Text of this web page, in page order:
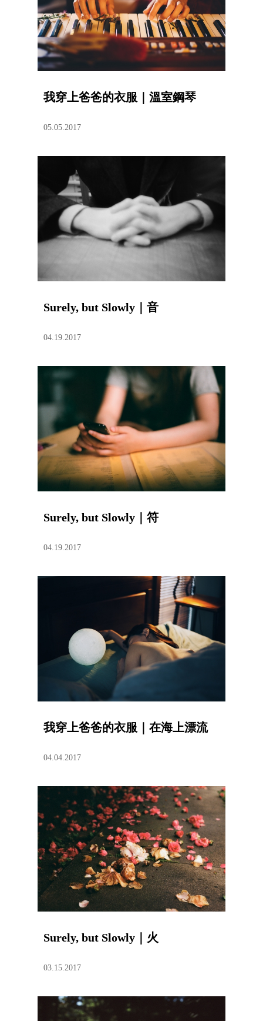
我穿上爸爸的衣服｜溫室鋼琴
05.05.2017
Surely, but Slowly｜音
04.19.2017
Surely, but Slowly｜符
04.19.2017
我穿上爸爸的衣服｜在海上漂流
04.04.2017
Surely, but Slowly｜火
03.15.2017